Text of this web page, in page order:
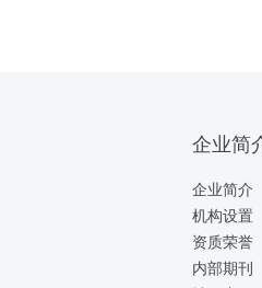
企业简
企业简介
机构设置
资质荣誉
内部期刊